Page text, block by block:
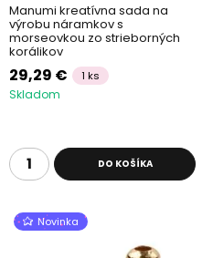
Manumi kreatívna sada na
výrobu náramkov s
morseovkou zo strieborných
korálikov
29,29 € 1 ks
Skladom
DO KOŠÍKA
Novinka